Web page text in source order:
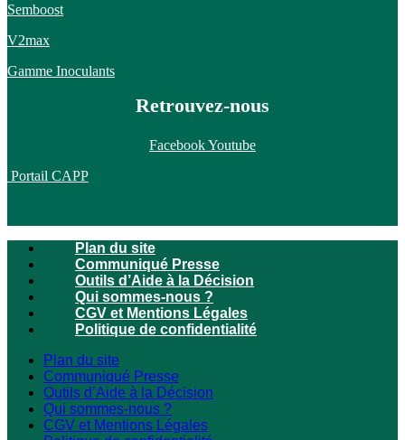
Semboost
V2max
Gamme Inoculants
Retrouvez-nous
FacebookYoutube
Portail CAPP
Plan du site
Communiqué Presse
Outils d’Aide à la Décision
Qui sommes-nous ?
CGV et Mentions Légales
Politique de confidentialité
Plan du site
Communiqué Presse
Outils d’Aide à la Décision
Qui sommes-nous ?
CGV et Mentions Légales